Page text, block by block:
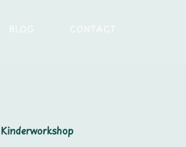
BLOG CONTACT
Kinderworkshop